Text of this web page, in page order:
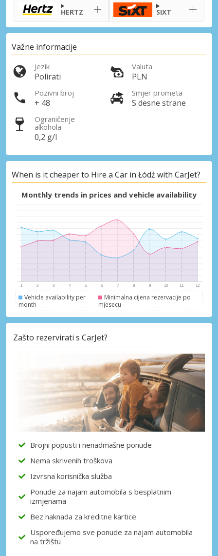
HERTZ SIXT
Važne informacije
Jezik
Polirati
Valuta
PLN
Pozivni broj
+ 48
Smjer prometa
S desne strane
Ograničenje
alkohola
0,2 g/l
When is it cheaper to Hire a Car in Łódź with CarJet?
Monthly trends in prices and vehicle availability
Vehicle availability per
month
Minimalna cijena rezervacije po
mjesecu
Zašto rezervirati s CarJet?
Brojni popusti i nenadmašne ponude
Nema skrivenih troškova
Izvrsna korisnička služba
Ponude za najam automobila s besplatnim
izmjenama
Bez naknada za kreditne kartice
Uspoređujemo sve ponude za najam automobila
na tržištu
Pristupite ekskluzivnim ponudama naših
Prijava putem eLinka